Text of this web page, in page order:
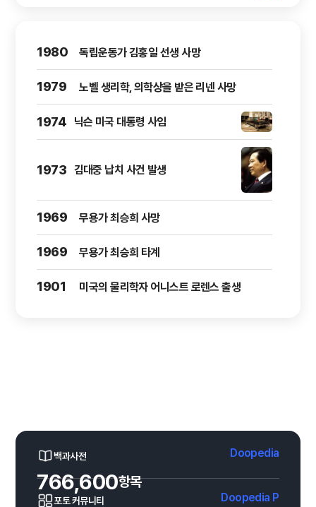
1980 독립운동가 김홍일 선생 사망
1979 노벨 생리학, 의학상을 받은 리넨 사망
1974 닉슨 미국 대통령 사임
1973 김대중 납치 사건 발생
1969 무용가 최승희 사망
1969 무용가 최승희 타계
1901 미국의 물리학자 어니스트 로렌스 출생
백과사전 Doopedia
766,600항목
포토 커뮤니티 Doopedia P